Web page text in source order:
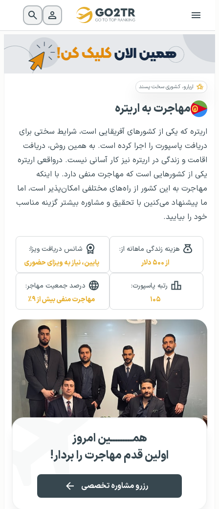
اریارو، کشوری سخت پسند
مهاجرت به اریتره
اریتره که یکی از کشورهای آفریقایی است، شرایط سختی برای
دریافت پاسپورت را اجرا کرده است. به همین روش، دریافت
اقامت و زندگی در اریتره نیز کار آسانی نیست. درواقعی اریتره
یکی از کشورهایی است که مهاجرت منفی دارد. با اینکه
مهاجرت به این کشور از راه‌های مختلفی امکان‌پذیر است، اما
ما پیشنهاد می‌کنین با تحقیق و مشاوره بیشتر گزینه مناسب
خود را بیایید.
هزینه زندگی ماهانه از:
از ۵۰۰ دلار
شانس دریافت ویزا:
پایین، نیاز به ویزای حضوری
رتبه پاسپورت:
۱۰۵
درصد جمعیت مهاجر:
مهاجرت منفی بیش از ۹٪
همـــــــــین امروز
اولین قدم مهاجرت را بردار!
رزرو مشاوره تخصصی